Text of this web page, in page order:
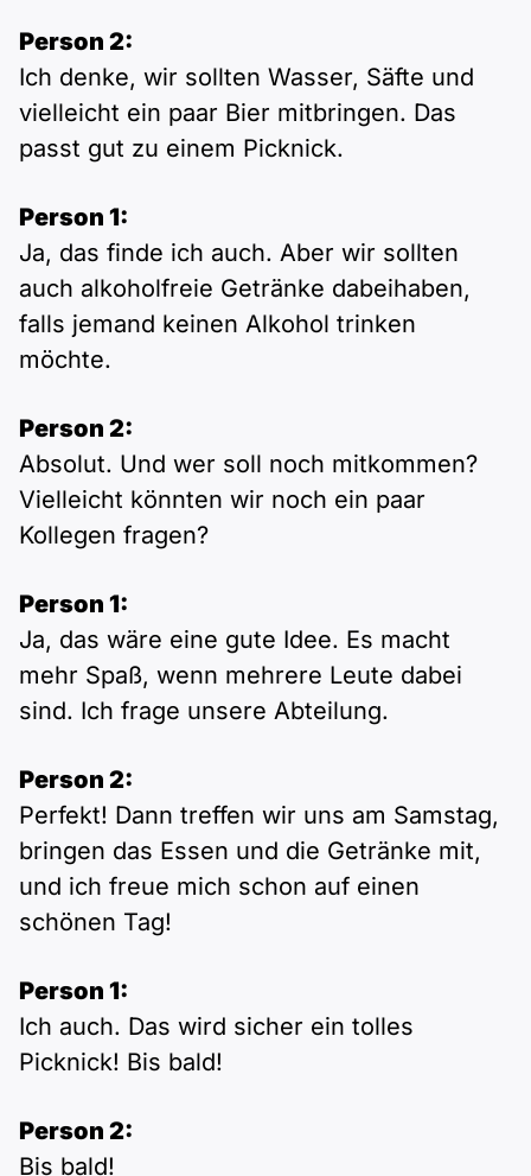
Person 2:
Ich denke, wir sollten Wasser, Säfte und
vielleicht ein paar Bier mitbringen. Das
passt gut zu einem Picknick.
Person 1:
Ja, das finde ich auch. Aber wir sollten
auch alkoholfreie Getränke dabeihaben,
falls jemand keinen Alkohol trinken
möchte.
Person 2:
Absolut. Und wer soll noch mitkommen?
Vielleicht könnten wir noch ein paar
Kollegen fragen?
Person 1:
Ja, das wäre eine gute Idee. Es macht
mehr Spaß, wenn mehrere Leute dabei
sind. Ich frage unsere Abteilung.
Person 2:
Perfekt! Dann treffen wir uns am Samstag,
bringen das Essen und die Getränke mit,
und ich freue mich schon auf einen
schönen Tag!
Person 1:
Ich auch. Das wird sicher ein tolles
Picknick! Bis bald!
Person 2:
Bis bald!